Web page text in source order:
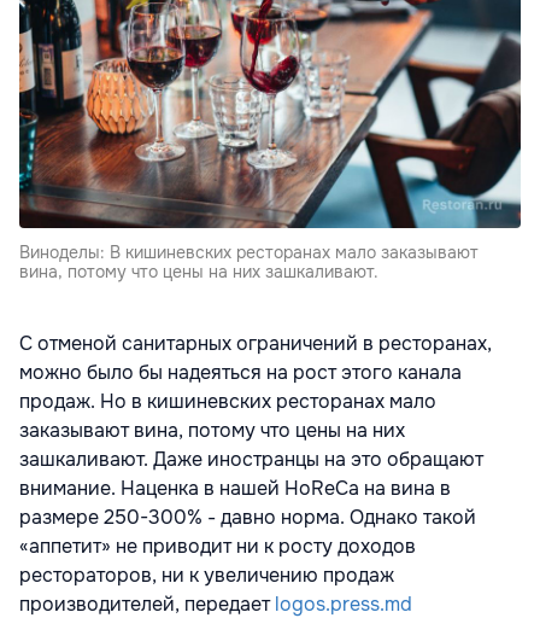
Виноделы: В кишиневских ресторанах мало заказывают
вина, потому что цены на них зашкаливают.
С отменой санитарных ограничений в ресторанах,
можно было бы надеяться на рост этого канала
продаж. Но в кишиневских ресторанах мало
заказывают вина, потому что цены на них
зашкаливают. Даже иностранцы на это обращают
внимание. Наценка в нашей HoReCa на вина в
размере 250-300% - давно норма. Однако такой
«аппетит» не приводит ни к росту доходов
рестораторов, ни к увеличению продаж
производителей, передаетlogos.press.md